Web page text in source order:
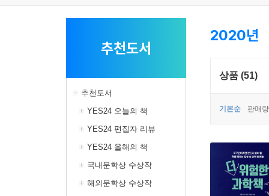
추천도서
추천도서
YES24 오늘의 책
YES24 편집자 리뷰
YES24 올해의 책
국내문학상 수상작
해외문학상 수상작
2020년
상품 (51)
기본순 판매